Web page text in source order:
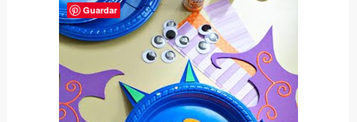
Guardar